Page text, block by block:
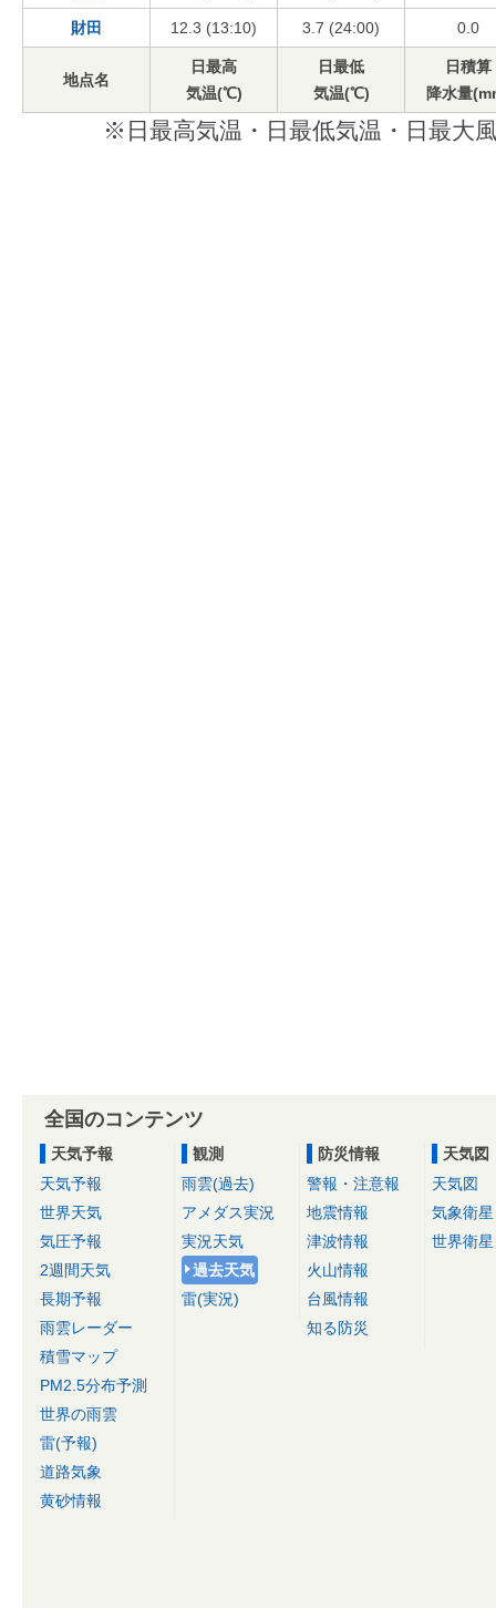
財田 12.3 (13:10) 3.7 (24:00) 0.0
地点名
日最高
気温(℃)
日最低
気温(℃)
日積算
降水量
※日最高気温・日最低気温・日最大
全国のコンテンツ
天気予報
天気予報
世界天気
気圧予報
2週間天気
長期予報
雨雲レーダー
積雪マップ
PM2.5分布予測
世界の雨雲
雷(予報)
道路気象
黄砂情報
観測
雨雲(過去)
アメダス実況
実況天気
過去天気
雷(実況)
防災情報
警報・注意報
地震情報
津波情報
火山情報
台風情報
知る防災
天気図
天気図
気象衛星
世界衛星